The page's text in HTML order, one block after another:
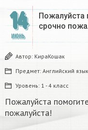
14
ИЮНЬ
Пожалуйста
срочно
Автор: КираКошак
Предмет: Английский язык
Уровень: 1 - 4 класс
Пожалуйста
пожалуйста!